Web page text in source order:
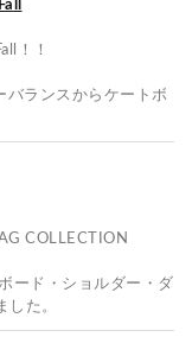
！！
ランスからケートボ
COLLECTION
ード・ショルダー・ダ
した。